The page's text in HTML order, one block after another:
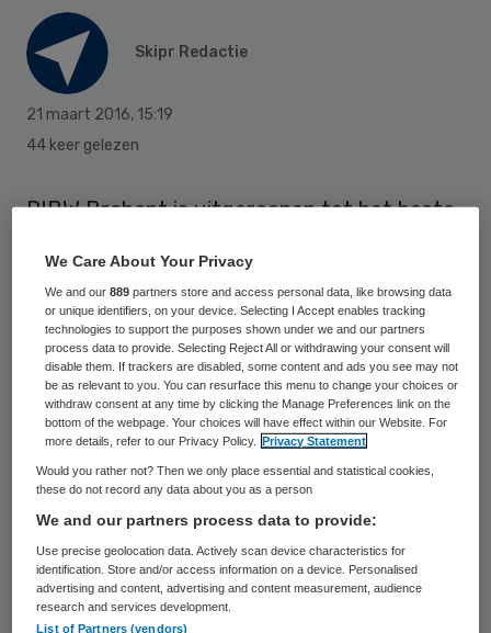
Skipr Redactie
21 maart 2016, 15:19
44 keer gelezen
RIBW Brabant is uitgeroepen tot het beste
Samenwerkingsorganisatie
Beroepsonderwijs Bedrijfsleven (SBB). De
organisatie investeert in tijden van krimp
volgens de jury “stevig” in het opleiden van
vaste werknemers en studenten en steekt
veel energie in het stage- en
opleidingsbeleid.
SBB maakte dit bekend tijdens Skills
Heroes in Amsterdam RAI op 18 maart. In de
complexe omgeving waarin de studenten
werken is begeleiding “essentieel” en
We Care About Your Privacy
We and our889 partners store and access personal data, like browsing data
or unique identifiers, on your device. Selecting I Accept enables tracking
technologies to support the purposes shown under we and our partners
process data to provide. Selecting Reject All or withdrawing your consent will
disable them. If trackers are disabled, some content and ads you see may not
be as relevant to you. You can resurface this menu to change your choices or
withdraw consent at any time by clicking the Manage Preferences link on the
bottom of the webpage. Your choices will have effect within our Website. For
more details, refer to our Privacy Policy.
Privacy Statement
Would you rather not? Then we only place essential and statistical cookies,
these do not record any data about you as a person
We and our partners process data to provide:
Use precise geolocation data. Actively scan device characteristics for
identification. Store and/or access information on a device. Personalised
advertising and content, advertising and content measurement, audience
research and services development.
List of Partners (vendors)